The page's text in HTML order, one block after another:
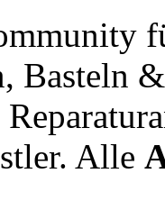
Basteln
Alle